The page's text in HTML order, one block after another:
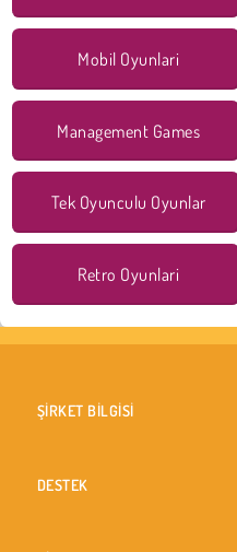
Mobil Oyunlari
Management Games
Tek Oyunculu Oyunlar
Retro Oyunlari
ŞİRKET BİLGİSİ
DESTEK